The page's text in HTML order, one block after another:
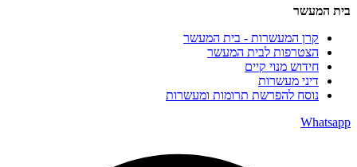
בית המעשר
קרן המעשרות - בית המעשר
הצטרפות לבית המעשר
חידוש מנוי קיים
דיני מעשרות
נוסח להפרשת תרומות ומעשרות
Whatsapp